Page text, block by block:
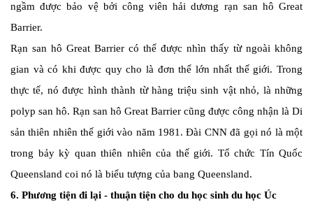
ngầm được bảo vệ bởi công viên hải dương rạn san hô Great
Barrier.
Rạn san hô Great Barrier có thể được nhìn thấy từ ngoài không
gian và có khi được quy cho là đơn thể lớn nhất thế giới. Trong
thực tế, nó được hình thành từ hàng triệu sinh vật nhỏ, là những
polyp san hô. Rạn san hô Great Barrier cũng được công nhận là Di
sản thiên nhiên thế giới vào năm 1981. Đài CNN đã gọi nó là một
trong bảy kỳ quan thiên nhiên của thế giới. Tổ chức Tín Quốc
Queensland coi nó là biểu tượng của bang Queensland.
6. Phương tiện đi lại - thuận tiện cho du học sinh du học Úc